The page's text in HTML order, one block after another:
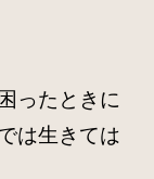
ったときに
は生きては